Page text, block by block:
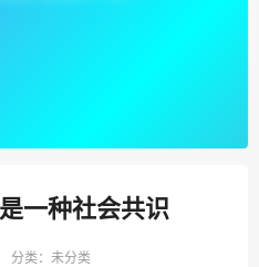
一种社会共识
分类：未分类